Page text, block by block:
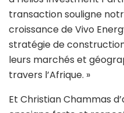
transaction souligne
croissance de Vivo
stratégie de
leurs marchés et
travers l’Afrique. »
Et Christian Chammas